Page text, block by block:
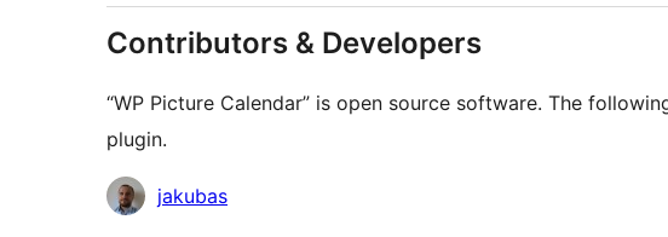
Contributors & Developers
“WP Picture Calendar” is open source software. The
plugin.
Contributors
jakubas